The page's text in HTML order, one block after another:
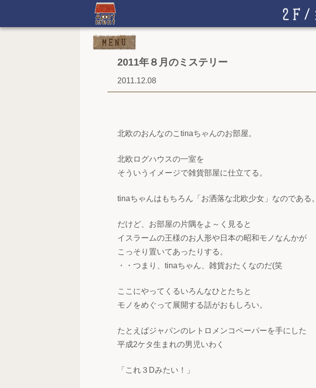
2011年８月のミステリー
2011.12.08
北欧のおんなのこtinaちゃんのお部屋。
北欧ログハウスの一室を
そういうイメージで雑貨部屋に仕立てる。
tinaちゃんはもちろん「お洒落な北欧少女」なのである。
だけど、お部屋の片隅をよ～く見ると
イスラームの王様のお人形や日本の昭和モノなんかが
こっそり置いてあったりする。
・・つまり、tinaちゃん、雑貨おたくなのだ(笑
ここにやってくるいろんなひとたちと
モノをめぐって展開する話がおもしろい。
たとえばジャパンのレトロメンコペーパーを手にした
平成2ケタ生まれの男児いわく
「これ３Dみたい！」